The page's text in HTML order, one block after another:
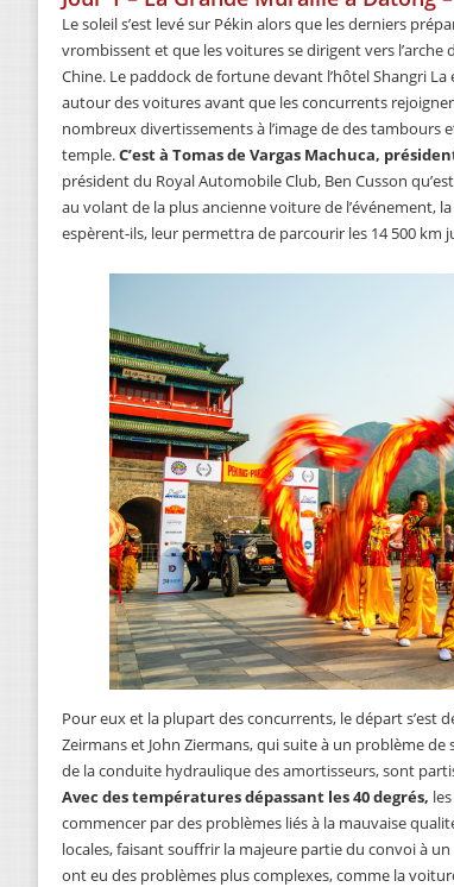
Le soleil s’est levé sur Pékin alors que les derniers
vrombissent et que les voitures se dirigent vers l’arche
Chine. Le paddock de fortune devant l’hôtel Shangri
autour des voitures avant que les concurrents
nombreux divertissements à l’image de des tambours
temple.C’est à Tomas de Vargas Machuca,
président du Royal Automobile Club, Ben Cusson
au volant de la plus ancienne voiture de l’événement,
espèrent-ils, leur permettra de parcourir les 14 500 km
Pour eux et la plupart des concurrents, le départ s’est
Zeirmans et John Ziermans, qui suite à un problème
de la conduite hydraulique des amortisseurs, sont
Avec des températures dépassant les 40 degrés,
commencer par des problèmes liés à la mauvaise
locales, faisant souffrir la majeure partie du convoi à
ont eu des problèmes plus complexes, comme la